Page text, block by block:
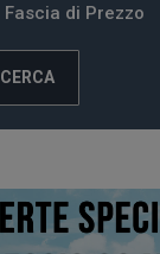
Fascia di Prezzo
CERCA